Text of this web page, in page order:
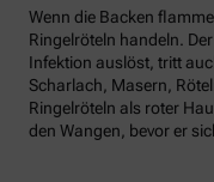
Wenn die Backen
Ringelröteln handeln.
Infektion auslöst, tritt
Scharlach, Masern,
Ringelröteln als roter
den Wangen, bevor er